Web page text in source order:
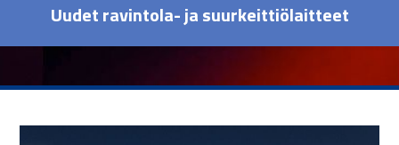
Uudet ravintola- ja suurkeittiölaitteet